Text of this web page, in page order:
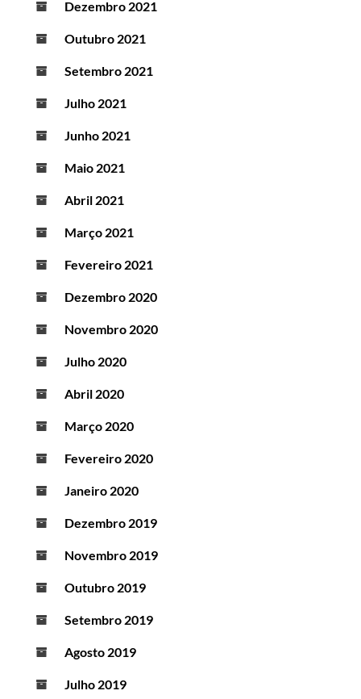
Dezembro 2021
Outubro 2021
Setembro 2021
Julho 2021
Junho 2021
Maio 2021
Abril 2021
Março 2021
Fevereiro 2021
Dezembro 2020
Novembro 2020
Julho 2020
Abril 2020
Março 2020
Fevereiro 2020
Janeiro 2020
Dezembro 2019
Novembro 2019
Outubro 2019
Setembro 2019
Agosto 2019
Julho 2019